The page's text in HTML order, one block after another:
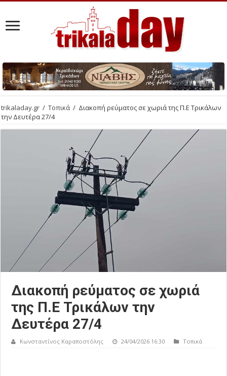
trikaladay.gr / Τοπικά / Διακοπή ρεύματος σε χωριά της Π.Ε Τρικάλων
την Δευτέρα 27/4
Διακοπή ρεύματος σε χωριά
της Π.Ε Τρικάλων την
Δευτέρα 27/4
Κωνσταντίνος Καραποστόλης 24/04/2026 16:30 Τοπικά